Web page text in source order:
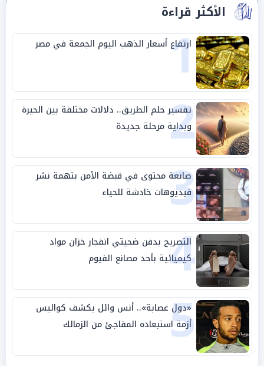
الأكثر قراءة
1
ارتفاع أسعار الذهب اليوم الجمعة في مصر
2
تفسير حلم الطريق.. دلالات مختلفة بين الحيرة
وبداية مرحلة جديدة
3
صانعة محتوى في قبضة الأمن بتهمة نشر
فيديوهات خادشة للحياء
4
التصريح بدفن ضحيتي انفجار خزان مواد
كيميائية بأحد مصانع الفيوم
5
«دول عصابة».. أنس وائل يكشف كواليس
أزمة استبعاده المفاجئ من الزمالك